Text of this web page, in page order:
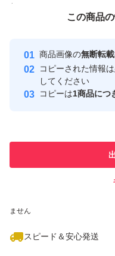
付与しています
安心取引出品者
取引実績
ません
スピード＆安心発送
この商品
商品画像の無断転
コピーされた情報は
してください
コピーは1商品につ
この商品をみている人